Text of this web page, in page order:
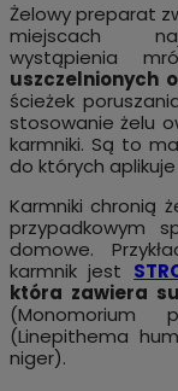
Żelowy preparat
miejscach
wystąpienia
uszczelnionych
ścieżek
stosowanie żelu
karmniki. Są to
do których aplikuje
Karmniki chronią
przypadkowym
domowe.
karmnik jest
która zawiera
(Monomorium
(Linepithema
niger).